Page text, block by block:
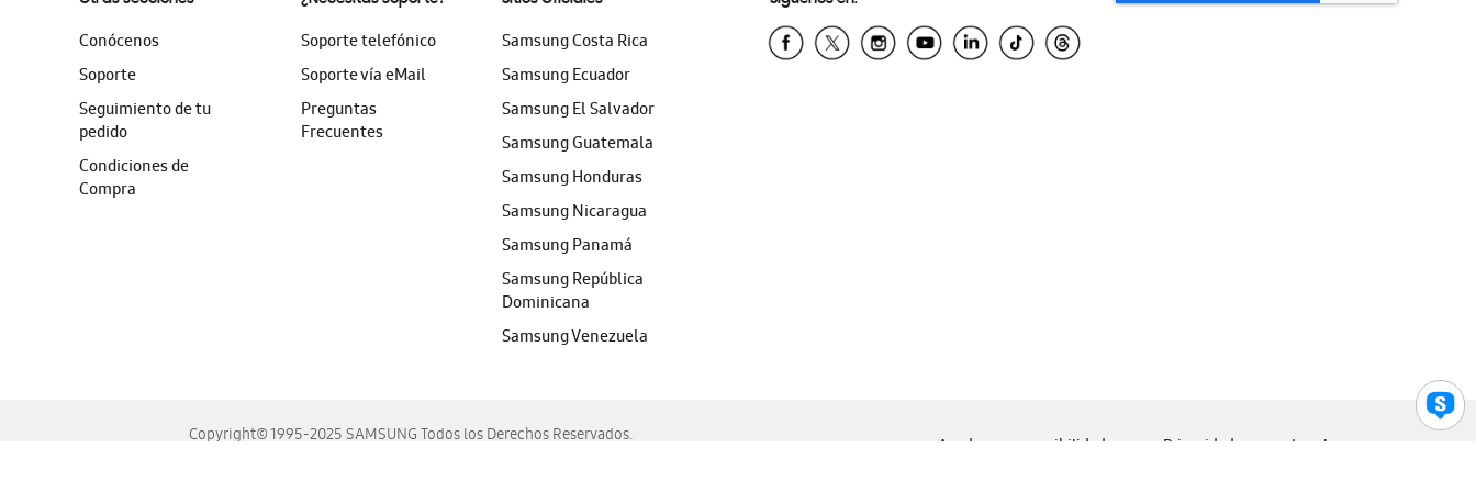
Conócenos
Soporte
Seguimiento de tu
pedido
Condiciones de
Compra
Soporte telefónico
Soporte vía eMail
Preguntas
Frecuentes
Samsung Costa Rica
Samsung Ecuador
Samsung El Salvador
Samsung Guatemala
Samsung Honduras
Samsung Nicaragua
Samsung Panamá
Samsung República
Dominicana
Samsung Venezuela
Copyright© 1995-2025 SAMSUNG Todos los Derechos Reservados.
Ayuda para accesibilidad Privacidad Legal